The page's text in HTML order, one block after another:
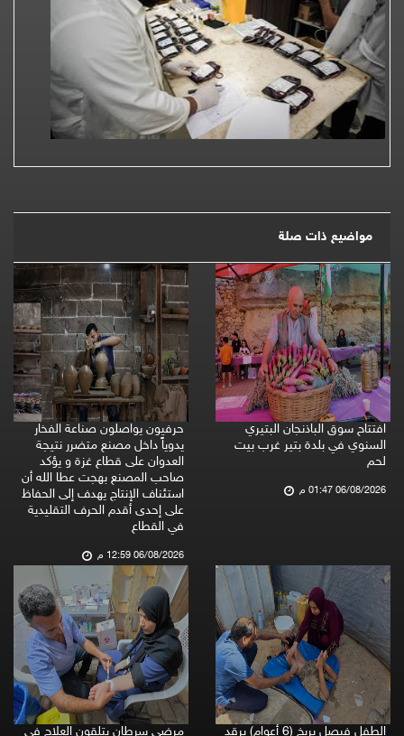
مواضيع ذات صلة
افتتاح سوق الباذنجان البتيري
السنوي في بلدة بتير غرب بيت
لحم
06/08/2026 01:47 م
حرفيون يواصلون صناعة الفخار
يدوياً داخل مصنع متضرر نتيجة
العدوان على قطاع غزة و يؤكد
صاحب المصنع بهجت عطا الله أن
استئناف الإنتاج يهدف إلى الحفاظ
على إحدى أقدم الحرف التقليدية
في القطاع
06/08/2026 12:59 م
الطفل فيصل بربخ (6 أعوام) يرقد مرضى سرطان يتلقون العلاج في